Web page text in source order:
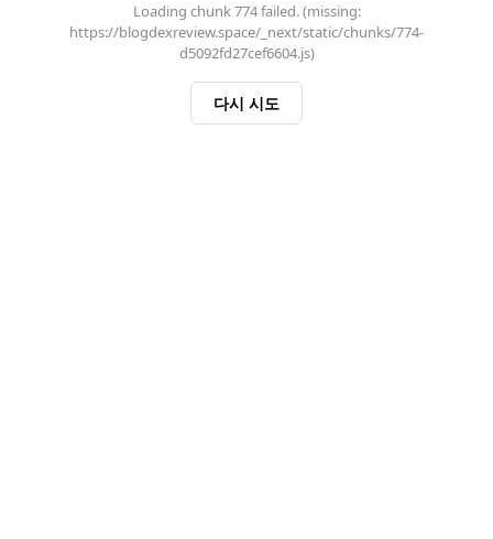
Loading chunk 774 failed. (missing:
https://blogdexreview.space/_next/static/chunks/774-
d5092fd27cef6604.js)
다시 시도